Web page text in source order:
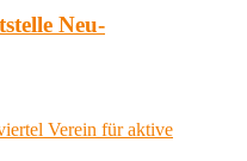
Neu-
Verein für aktive